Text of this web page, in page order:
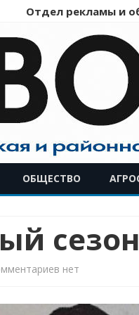
67 Отдел рекламы и
ОБЩЕСТВО
кнет